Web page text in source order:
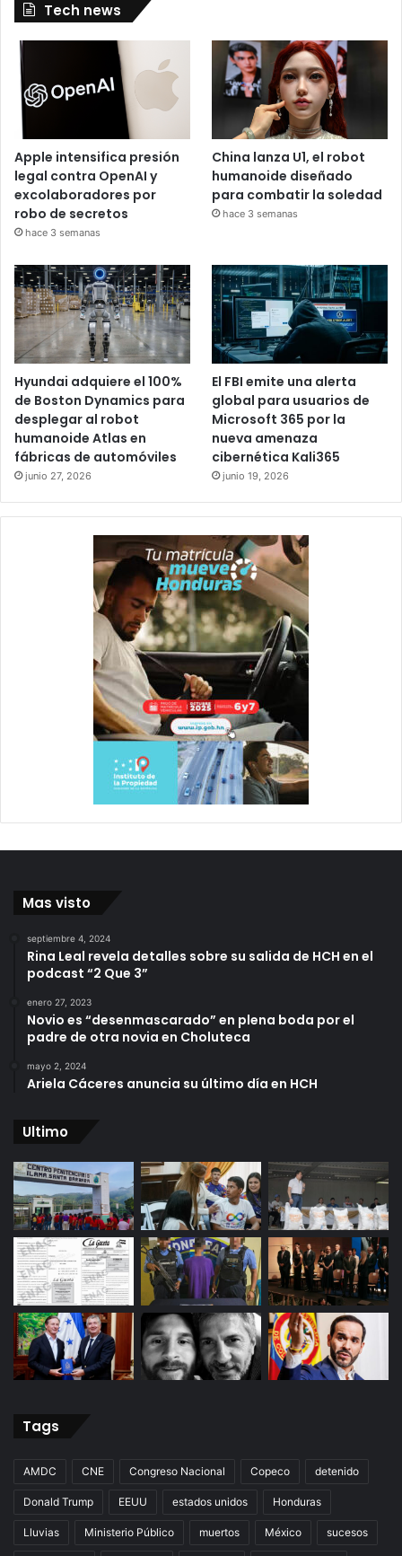
Tech news
Apple intensifica presión
legal contra OpenAI y
excolaboradores por
robo de secretos
hace 3 semanas
China lanza U1, el robot
humanoide diseñado
para combatir la soledad
hace 3 semanas
Hyundai adquiere el 100%
de Boston Dynamics para
desplegar al robot
humanoide Atlas en
fábricas de automóviles
junio 27, 2026
El FBI emite una alerta
global para usuarios de
Microsoft 365 por la
nueva amenaza
cibernética Kali365
junio 19, 2026
Mas visto
septiembre 4, 2024
Rina Leal revela detalles sobre su salida de HCH en el
podcast “2 Que 3”
enero 27, 2023
Novio es “desenmascarado” en plena boda por el
padre de otra novia en Choluteca
mayo 2, 2024
Ariela Cáceres anuncia su último día en HCH
Ultimo
Tags
AMDC CNE Congreso Nacional Copeco detenido
Donald Trump EEUU estados unidos Honduras
Lluvias Ministerio Público muertos México sucesos